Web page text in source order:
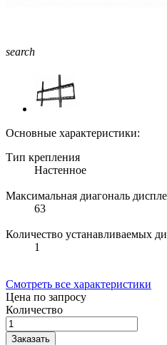
search
Основные характеристики:
Тип крепления
Настенное
Максимальная диагональ
63
Количество устанавливаемых
1
Смотреть все характеристики
Цена по запросу
Количество
Заказать